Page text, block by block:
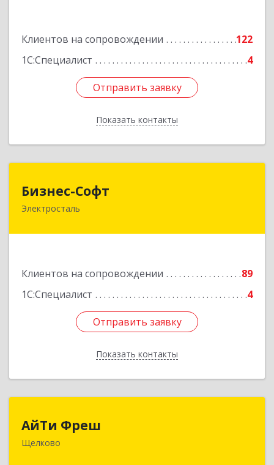
Клиентов на сопровождении
122
1С:Специалист
4
Отправить заявку
Показать контакты
Отправить заявку
Назад
Бизнес-Софт
Электросталь
Клиентов на сопровождении
89
1С:Специалист
4
Отправить заявку
Показать контакты
144000, Московская обл, Электросталь г, Карла
Отправить заявку
Назад
АйТи Фреш
Щелково
141100, Московская обл, Щелково г, Городской